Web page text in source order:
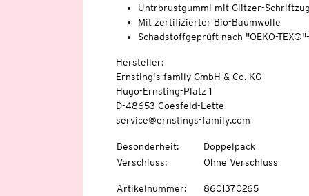
Untrbrustgummi mit Glitzer-
Mit zertifizierter Bio-Baumwolle
Schadstoffgeprüft nach "OEKO-
Hersteller:
Ernsting's family GmbH & Co. KG
Hugo-Ernsting-Platz 1
D-48653 Coesfeld-Lette
service@ernstings-family.com
Besonderheit:
Doppelpack
Verschluss: Ohne Verschluss
Artikelnummer: 8601370265